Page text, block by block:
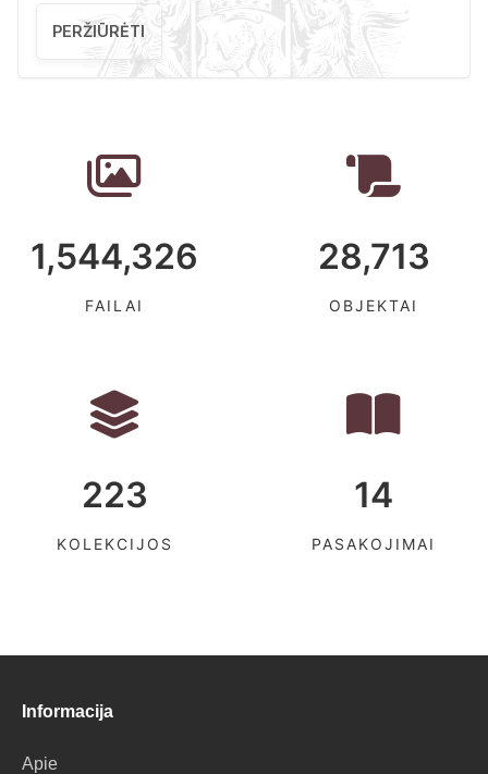
PERŽIŪRĖTI
1,544,326
FAILAI
28,713
OBJEKTAI
223
KOLEKCIJOS
14
PASAKOJIMAI
Informacija
Apie